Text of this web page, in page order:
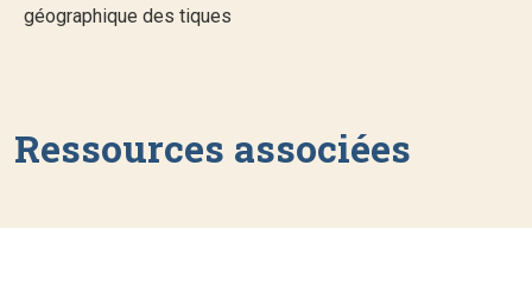
géographique des tiques
Ressources associées